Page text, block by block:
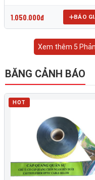
1.050.000đ BÁO
Xem thêm 5
BĂNG CẢNH BÁO
HOT